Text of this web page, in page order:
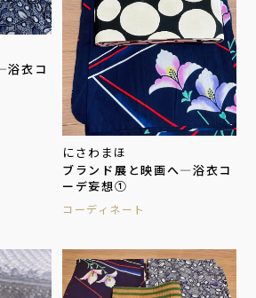
浴衣コ
にさわまほ
ブランド展と映画へ―浴衣コ
ーデ妄想①
コーディネート